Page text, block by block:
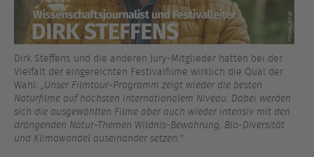
Dirk Steffens und die anderen Jury-Mitglieder hatten bei der
Vielfalt der eingereichten Festivalfilme wirklich die Qual der
Wahl: „Unser Filmtour-Programm zeigt wieder die besten
Naturfilme auf höchsten internationalem Niveau. Dabei werden
sich die ausgewählten Filme aber auch wieder intensiv mit den
drängenden Natur-Themen Wildnis-Bewahrung, Bio-Diversität
und Klimawandel auseinander setzen!"